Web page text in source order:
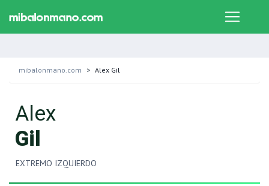
mibalonmano.com Alex Gil
Alex
Gil
EXTREMO IZQUIERDO